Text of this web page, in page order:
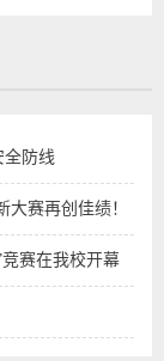
全防线
赛再创佳绩！
赛在我校开幕